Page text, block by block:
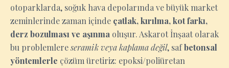
otoparklarda, soğuk hava depolarında ve büyük market
zeminlerinde zaman içinde çatlak, kırılma, kot farkı,
derz bozulması ve aşınma oluşur. Askarot İnşaat olarak
bu problemlereseramik veya kaplama değil, safbetonsal
yöntemlerle çözüm üretiriz: epoksi/poliüretan